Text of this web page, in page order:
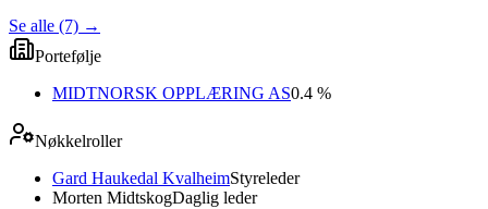
Se alle (7) →
Portefølje
MIDTNORSK OPPLÆRING AS0.4 %
Nøkkelroller
Gard Haukedal KvalheimStyreleder
Morten MidtskogDaglig leder